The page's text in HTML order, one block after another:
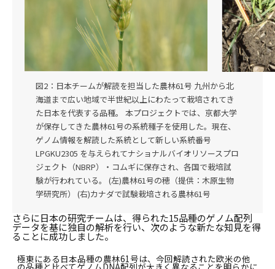
図2：日本チームが解読を担当した農林61号 九州から北
海道まで広い地域で半世紀以上にわたって栽培されてき
た日本を代表する品種。 本プロジェクトでは、京都大学
が保存してきた農林61号の系統種子を使用した。現在、
ゲノム情報を解読した系統として新しい系統番号
LPGKU2305 を与えられてナショナルバイオリソースプロ
ジェクト（NBRP）・コムギに保存され、各国で栽培試
験が行われている。 (左)農林61号の穂（提供：木原生物
学研究所） (右)カナダで試験栽培される農林61号
さらに日本の研究チームは、得られた15品種のゲノム配列
データを基に独自の解析を行い、次のような新たな知見を得
ることに成功しました。
極東にある日本品種の農林61号は、今回解読された欧米の他
の品種と比べてゲノムDNA配列が大きく異なることを明らかに